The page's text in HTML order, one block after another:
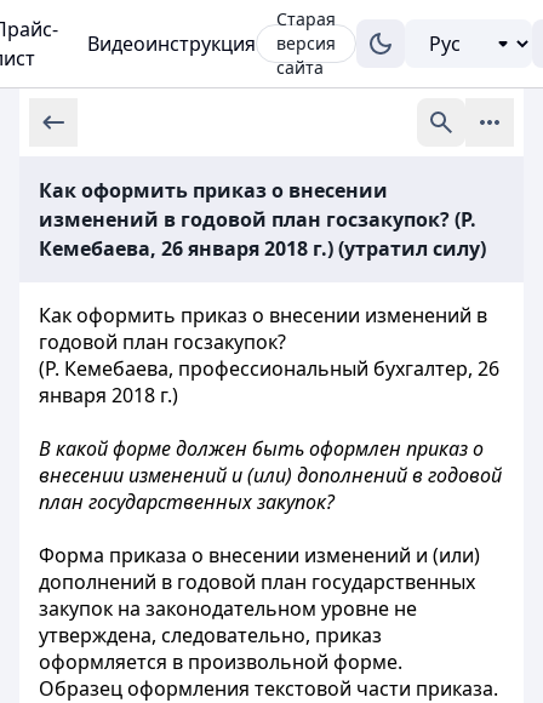
Видеоинструкция
Старая
версия
сайта
Как оформить приказ о внесении
изменений в годовой план госзакупок? (Р.
Кемебаева, 26 января 2018 г.) (утратил силу)
Как оформить приказ о внесении изменений в
годовой план госзакупок?
(Р. Кемебаева, профессиональный бухгалтер, 26
января 2018 г.)
В какой форме должен быть оформлен приказ о
внесении изменений и (или) дополнений в годовой
план государственных закупок?
Форма приказа о внесении изменений и (или)
дополнений в годовой план государственных
закупок на законодательном уровне не
утверждена, следовательно, приказ
оформляется в произвольной форме.
Образец оформления текстовой части приказа.